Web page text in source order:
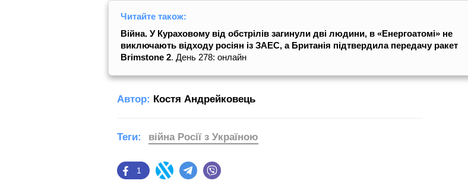
Читайте також:
Війна. У Кураховому від обстрілів загинули дві людини, в «Енергоатомі» не
виключають відходу росіян із ЗАЕС, а Британія підтвердила передачу ракет
Brimstone 2. День 278: онлайн
Автор: Костя Андрейковець
Facebook
1
Twitter Telegram
Теги: війна Росії з Україною